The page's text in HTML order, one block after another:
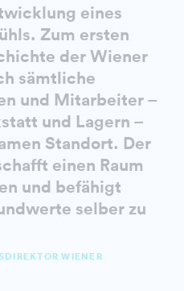
eines
Zum ersten
der Wiener
sämtliche
und Mitarbeiter –
und Lagern –
Standort. Der
einen Raum
und befähigt
selber zu
WIENER